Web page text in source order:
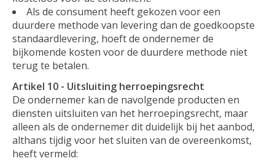
Als de consument heeft gekozen voor een
duurdere methode van levering dan de goedkoopste
standaardlevering, hoeft de ondernemer de
bijkomende kosten voor de duurdere methode niet
terug te betalen.
Artikel 10 - Uitsluiting herroepingsrecht
De ondernemer kan de navolgende producten en
diensten uitsluiten van het herroepingsrecht, maar
alleen als de ondernemer dit duidelijk bij het aanbod,
althans tijdig voor het sluiten van de overeenkomst,
heeft vermeld: